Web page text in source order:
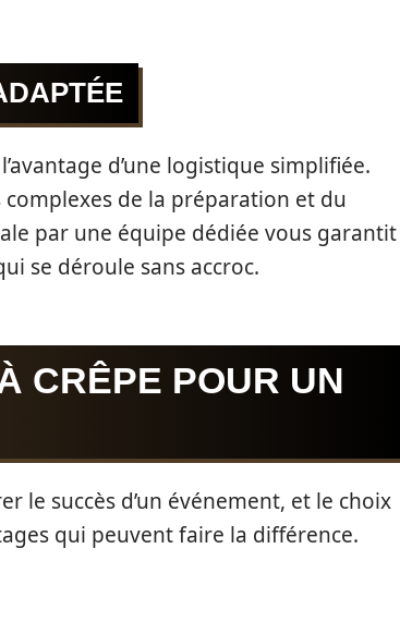
d’une logistique simplifiée.
complexes de la préparation et du
par une équipe dédiée vous garantit
se déroule sans accroc.
CRÊPE POUR UN
le succès d’un événement, et le choix
qui peuvent faire la différence.